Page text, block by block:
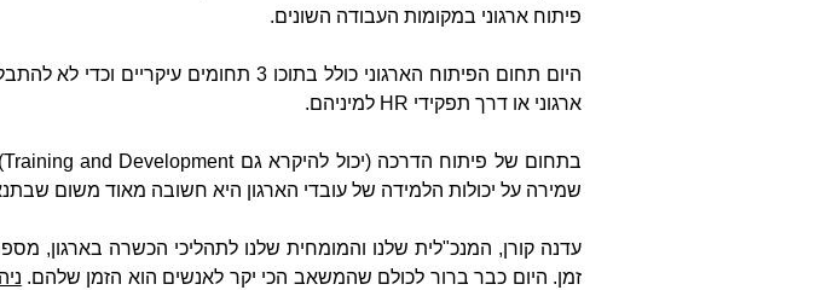
פיתוח ארגוני במקומות העבודה השונים.
היום תחום הפיתוח הארגוני כולל בתוכו 3
ארגוני או דרך תפקידי HR למיניהם.
בתחום של פיתוח הדרכה (יכול להיקרא גםTraining and Development
שמירה על יכולות הלמידה של עובדי הארגון היא חשובה מאוד משום
עדנה קורן, המנכ"לית שלנו והמומחית שלנו לתהליכי הכשרה בארגון,
זמן. היום כבר ברור לכולם שהמשאב הכי יקר לאנשים הוא הזמן שלהם.